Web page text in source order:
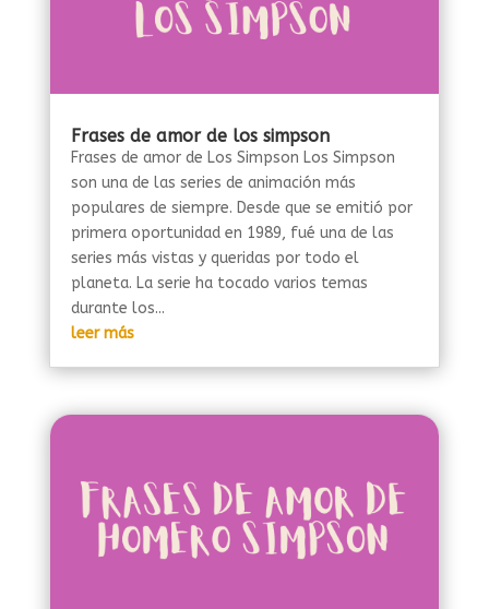
Frases de amor de los simpson
Frases de amor de Los Simpson Los Simpson
son una de las series de animación más
populares de siempre. Desde que se emitió por
primera oportunidad en 1989, fué una de las
series más vistas y queridas por todo el
planeta. La serie ha tocado varios temas
durante los...
leer más